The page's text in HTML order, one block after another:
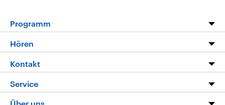
Programm
Die Nachrichten
Nachrichtenleicht
Hören
Livestream
Podcasts
Kontakt
Service
FAQ